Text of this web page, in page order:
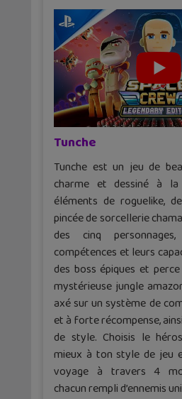
Tunche
Tunche est un jeu de
charme et dessiné à
éléments de roguelike,
pincée de sorcellerie
des cinq
compétences et leurs
des boss épiques et
mystérieuse jungle
axé sur un système de
et à forte récompense,
de style. Choisis le
mieux à ton style de jeu
voyage à travers 4
chacun rempli d’ennemis